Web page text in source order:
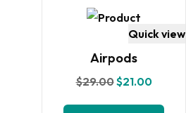
Quick view
Airpods
$29.00$21.00